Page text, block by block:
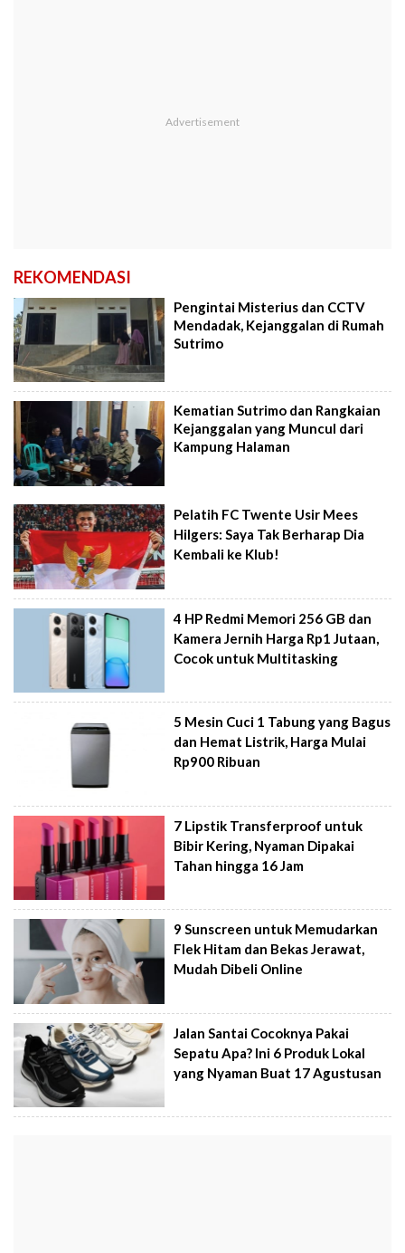
REKOMENDASI
Pengintai Misterius dan CCTV
Mendadak, Kejanggalan di Rumah
Sutrimo
Kematian Sutrimo dan Rangkaian
Kejanggalan yang Muncul dari
Kampung Halaman
Pelatih FC Twente Usir Mees
Hilgers: Saya Tak Berharap Dia
Kembali ke Klub!
4 HP Redmi Memori 256 GB dan
Kamera Jernih Harga Rp1 Jutaan,
Cocok untuk Multitasking
5 Mesin Cuci 1 Tabung yang Bagus
dan Hemat Listrik, Harga Mulai
Rp900 Ribuan
7 Lipstik Transferproof untuk
Bibir Kering, Nyaman Dipakai
Tahan hingga 16 Jam
9 Sunscreen untuk Memudarkan
Flek Hitam dan Bekas Jerawat,
Mudah Dibeli Online
Jalan Santai Cocoknya Pakai
Sepatu Apa? Ini 6 Produk Lokal
yang Nyaman Buat 17 Agustusan